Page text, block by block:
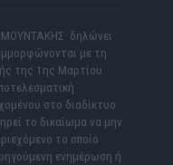
ΜΟΥΝΤΑΚΗΣ δηλώνει
με τη
της 1ης Μαρτίου
στο διαδίκτυο
το δικαίωμα να μην
το οποίο
ενημέρωση ή